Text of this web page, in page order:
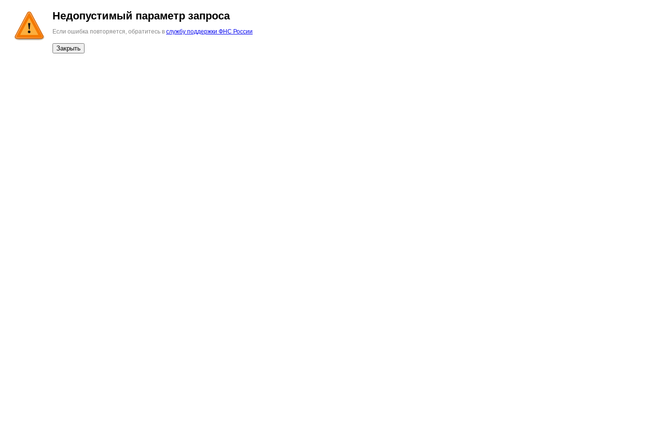
Недопустимый параметр запроса
Если ошибка повторяется, обратитесь в службу поддержки ФНС России
Закрыть